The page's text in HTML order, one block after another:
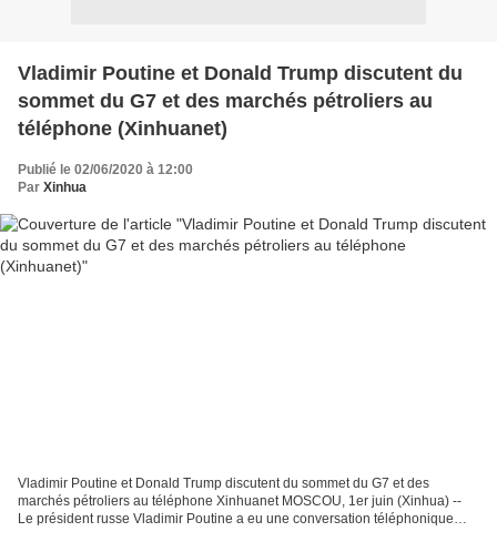
Vladimir Poutine et Donald Trump discutent du
sommet du G7 et des marchés pétroliers au
téléphone (Xinhuanet)
Publié le 02/06/2020 à 12:00
Par Xinhua
Vladimir Poutine et Donald Trump discutent du sommet du G7 et des
marchés pétroliers au téléphone Xinhuanet MOSCOU, 1er juin (Xinhua) --
Le président russe Vladimir Poutine a eu une conversation téléphonique